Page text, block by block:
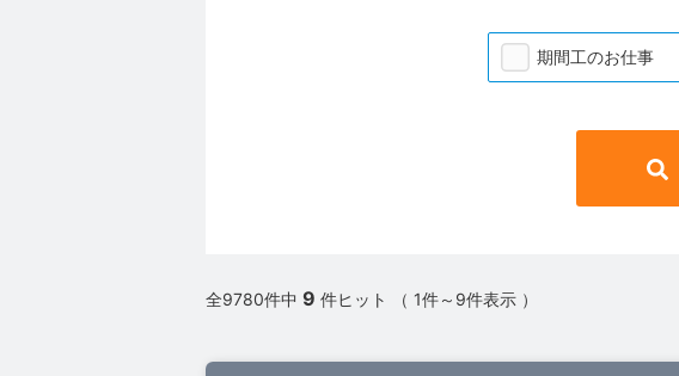
期間工のお仕事
全9780件中 9 件ヒット （ 1件～9件表示 ）